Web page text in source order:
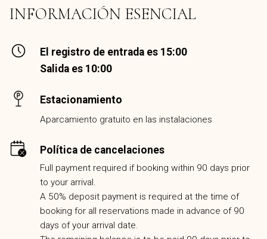
INFORMACIÓN ESENCIAL
El registro de entrada es 15:00
Salida es 10:00
Estacionamiento
Aparcamiento gratuito en las instalaciones
Política de cancelaciones
Full payment required if booking within 90 days prior
to your arrival.
A 50% deposit payment is required at the time of
booking for all reservations made in advance of 90
days of your arrival date.